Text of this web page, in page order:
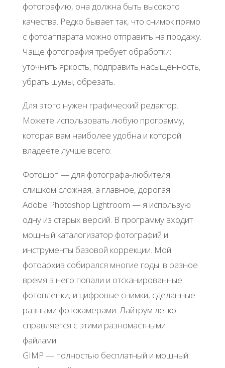
фотографию, она должна быть высокого
качества. Редко бывает так, что снимок прямо
с фотоаппарата можно отправить на продажу.
Чаще фотография требует обработки:
уточнить яркость, подправить насыщенность,
убрать шумы, обрезать.
Для этого нужен графический редактор.
Можете использовать любую программу,
которая вам наиболее удобна и которой
владеете лучше всего:
Фотошоп — для фотографа-любителя
слишком сложная, а главное, дорогая.
Adobe Photoshop Lightroom — я использую
одну из старых версий. В программу входит
мощный каталогизатор фотографий и
инструменты базовой коррекции. Мой
фотоархив собирался многие годы: в разное
время в него попали и отсканированные
фотопленки, и цифровые снимки, сделанные
разными фотокамерами. Лайтрум легко
справляется с этими разномастными
файлами.
GIMP — полностью бесплатный и мощный